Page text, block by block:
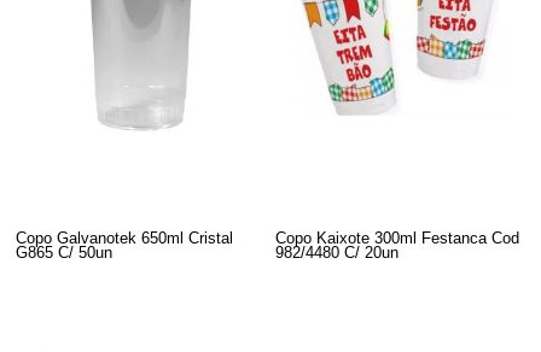
Copo Galvanotek 650ml Cristal
G865 C/ 50un
Copo Kaixote 300ml Festanca Cod
982/4480 C/ 20un